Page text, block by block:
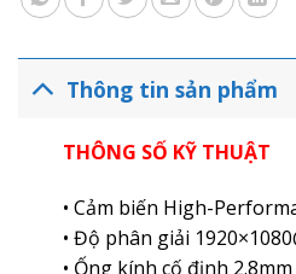
Thông tin sản phẩm
THÔNG SỐ KỸ THUẬT
• Cảm biến High-
• Độ phân giải
• Ống kính cố định